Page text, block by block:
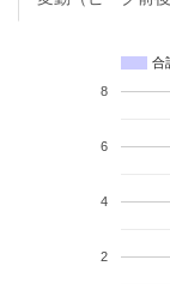
合
2
4
6
8